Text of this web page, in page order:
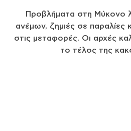
Προβλήματα στη
ανέμων, ζημιές σε παραλίες
στις μεταφορές. Οι αρχές
το τέλος της